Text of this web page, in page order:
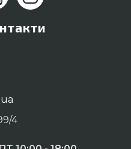
4